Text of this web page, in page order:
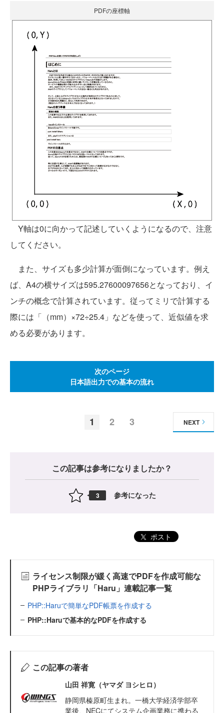
PDFの座標軸
Y軸は0に向かって記述していくようになるので、注意
してください。
また、サイズも多少計算が面倒になっています。例え
ば、A4の横サイズは595.27600097656となっており、イ
ンチの概念で計算されています。従ってミリで計算する
際には「（mm）×72÷25.4」などを使って、近似値を求
める必要があります。
次のページ
日本語出力での基本の流れ
1 2 3 NEXT
この記事は参考になりましたか？
3 参考になった
ポスト
ライセンス制限が緩く高速でPDFを作成可能な
PHPライブラリ「Haru」連載記事一覧
PHP::Haruで簡単なPDF帳票を作成する
PHP::Haruで基本的なPDFを作成する
この記事の著者
山田 祥寛（ヤマダ ヨシヒロ）
静岡県榛原町生まれ。一橋大学経済学部卒
業後、NECにてシステム企画業務に携わる